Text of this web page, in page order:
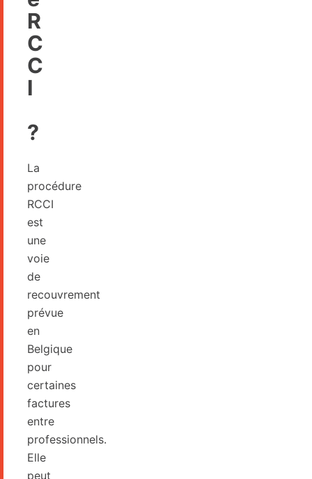
R
C
C
I
?
La
procédure
RCCI
est
une
voie
de
recouvrement
prévue
en
Belgique
pour
certaines
factures
entre
professionnels.
Elle
peut